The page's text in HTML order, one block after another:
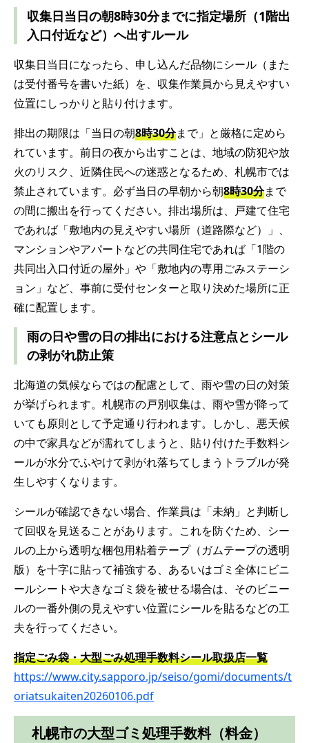
収集日当日の朝8時30分までに指定場所（1階出
入口付近など）へ出すルール
収集日当日になったら、申し込んだ品物にシール（また
は受付番号を書いた紙）を、収集作業員から見えやすい
位置にしっかりと貼り付けます。
排出の期限は「当日の朝8時30分まで」と厳格に定めら
れています。前日の夜から出すことは、地域の防犯や放
火のリスク、近隣住民への迷惑となるため、札幌市では
禁止されています。必ず当日の早朝から朝8時30分まで
の間に搬出を行ってください。排出場所は、戸建て住宅
であれば「敷地内の見えやすい場所（道路際など）」、
マンションやアパートなどの共同住宅であれば「1階の
共同出入口付近の屋外」や「敷地内の専用ごみステーシ
ョン」など、事前に受付センターと取り決めた場所に正
確に配置します。
雨の日や雪の日の排出における注意点とシール
の剥がれ防止策
北海道の気候ならではの配慮として、雨や雪の日の対策
が挙げられます。札幌市の戸別収集は、雨や雪が降って
いても原則として予定通り行われます。しかし、悪天候
の中で家具などが濡れてしまうと、貼り付けた手数料シ
ールが水分でふやけて剥がれ落ちてしまうトラブルが発
生しやすくなります。
シールが確認できない場合、作業員は「未納」と判断し
て回収を見送ることがあります。これを防ぐため、シー
ルの上から透明な梱包用粘着テープ（ガムテープの透明
版）を十字に貼って補強する、あるいはゴミ全体にビニ
ールシートや大きなゴミ袋を被せる場合は、そのビニー
ルの一番外側の見えやすい位置にシールを貼るなどの工
夫を行ってください。
指定ごみ袋・大型ごみ処理手数料シール取扱店一覧
https://www.city.sapporo.jp/seiso/gomi/documents/t
oriatsukaiten20260106.pdf
札幌市の大型ゴミ処理手数料（料金）